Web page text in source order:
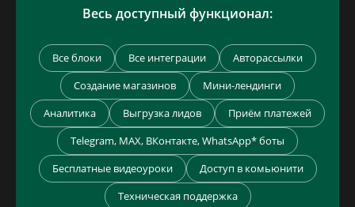
Весь доступный функционал:
Все блоки Все интеграции
Авторассылки
Создание магазинов
Мини-лендинги
Аналитика
Выгрузка лидов
Приём платежей
Telegram, MAX, ВКонтакте, WhatsApp* боты
Бесплатные видеоуроки
Доступ в комьюнити
Техническая поддержка